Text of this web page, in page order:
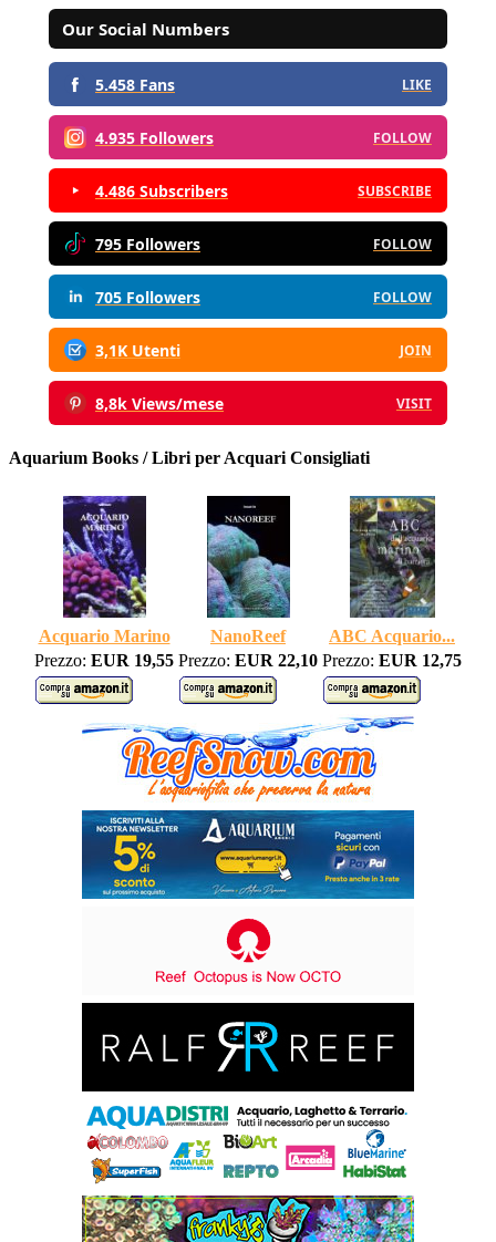
Our Social Numbers
5.458 Fans LIKE
4.935 Followers FOLLOW
4.486 Subscribers SUBSCRIBE
795 Followers FOLLOW
705 Followers FOLLOW
3,1K Utenti JOIN
8,8k Views/mese VISIT
Aquarium Books / Libri per Acquari Consigliati
Acquario Marino NanoReef
ABC Acquario...
Prezzo: EUR 19,55 Prezzo: EUR 22,10 Prezzo: EUR 12,75